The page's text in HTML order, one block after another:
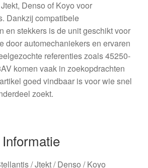
Denso of Koyo voor
Dankzij compatibele
en stekkers is de unit geschikt voor
door automechaniekers en ervaren
referenties zoals 45250-
komen vaak in zoekopdrachten
goed vindbaar is voor wie snel
zoekt.
/ Jtekt / Denso / Koyo